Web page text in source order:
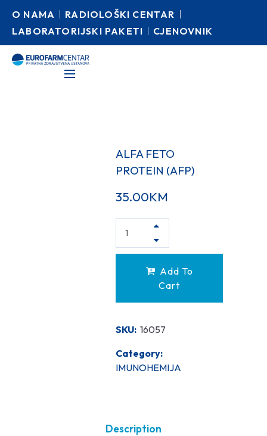
O NAMA
RADIOLOŠKI CENTAR
LABORATORIJSKI PAKETI
CJENOVNIK
ALFA FETO
PROTEIN (AFP)
35.00KM
Add To
Cart
SKU: 16057
Category:
IMUNOHEMIJA
Description